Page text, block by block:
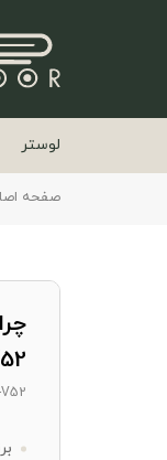
لوستر
صفحه